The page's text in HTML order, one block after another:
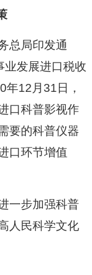
总局印发通
业发展进口税收
12月31日，
口科普影视作
要的科普仪器
口环节增值
一步加强科普
人民科学文化